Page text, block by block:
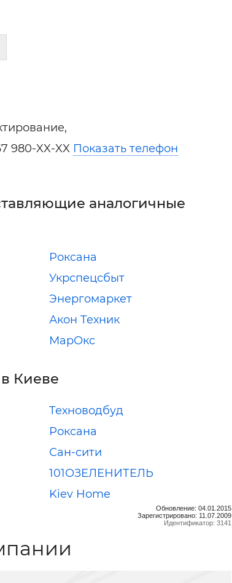
980-XX-XX Показать телефон
аналогичные
Роксана
Укрспецсбыт
Энергомаркет
Акон Техник
МарОкс
Киеве
Техноводбуд
Роксана
Сан-сити
101ОЗЕЛЕНИТЕЛЬ
Kiev Home
Обновление: 04.01.2015
Зарегистрировано: 11.07.2009
Идентификатор: 3141